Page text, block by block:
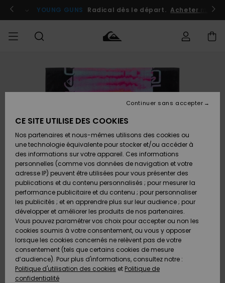
l'information
le
Se connecter / s'inscrire
YOUNG GUNS Radical dès le départ. Acheter
Vêtements
Chaussures
& Tongs
Surf
Snow
Nouveautés
Vêtements
Chaussures
& Tongs
Surf
Snow
Nouveautés
FEMME
Shop
A
Découvrir
Snow
SURF
Surf
Shop
Homme
Surf
Shop
Enfant
Highlights
Communauté
SNOW
Snow
Shop
Homme
Snow
Shop
Enfant
Snow
Shop
Femme
A
Découvrir
Communauté
OUTLET
Outlet
Homme
Enfant
Outlet
Femme
AIDE &
CONTACT
Accéder à
ma
commande
Retours
Paiement
Carte
Cadeau
Quiksilver
Freedom
Protection
des
MAGASINS
CE SITE UTILISE DES COOKIES
Nos partenaires et nous-mêmes utilisons des cookies ou
une technologie équivalente pour stocker et/ou accéder à
des informations sur votre appareil. Ces informations
personnelles (comme vos données de navigation et votre
adresse IP) peuvent être utilisées pour vous présenter des
publications et du contenu personnalisés ; pour mesurer la
performance publicitaire et du contenu ; pour personnaliser
les publicités ; et en apprendre plus sur leur audience ; pour
développer et améliorer les produits de nos partenaires.
Vous pouvez paramétrer vos choix pour accepter ou non les
cookies soumis à votre consentement, ou vous y opposer
lorsque les cookies concernés ne relèvent pas de votre
consentement (tels que certains cookies de mesure
d’audience). Pour plus d'informations, consultez notre :
Politique d'utilisation des cookies et Politique de
confidentialité
Continuer sans accepter